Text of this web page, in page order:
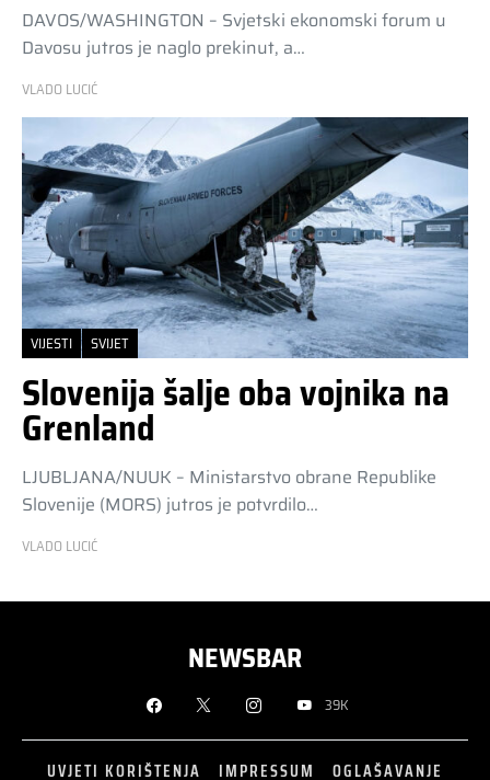
DAVOS/WASHINGTON – Svjetski ekonomski forum u
Davosu jutros je naglo prekinut, a…
VLADO LUCIĆ
VIJESTI SVIJET
Slovenija šalje oba vojnika na
Grenland
LJUBLJANA/NUUK – Ministarstvo obrane Republike
Slovenije (MORS) jutros je potvrdilo…
VLADO LUCIĆ
NEWSBAR
39K
UVJETI KORIŠTENJA IMPRESSUM OGLAŠAVANJE